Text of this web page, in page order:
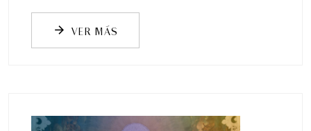
arrow_forward VER MÁS